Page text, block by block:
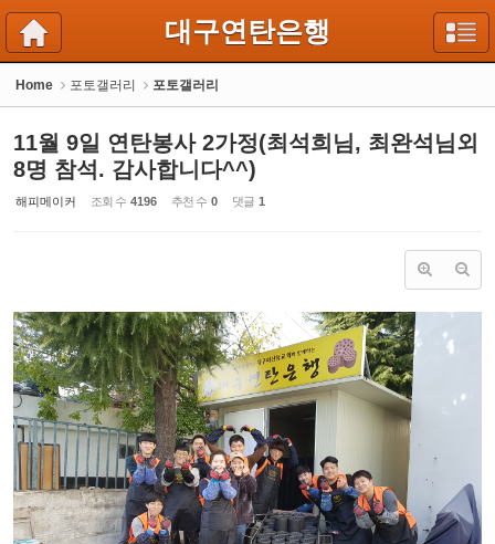
대구연탄은행
Home 포토갤러리 포토갤러리
11월 9일 연탄봉사 2가정(최석희님, 최완석님외
8명 참석. 감사합니다^^)
해피메이커 조회 수 4196 추천 수 0 댓글 1